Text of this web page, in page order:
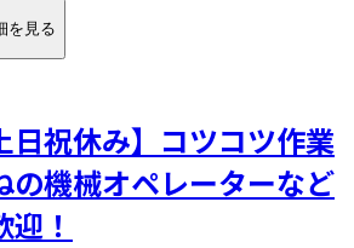
を見る
日祝休み】コツコツ作業
機械オペレーターなど
！